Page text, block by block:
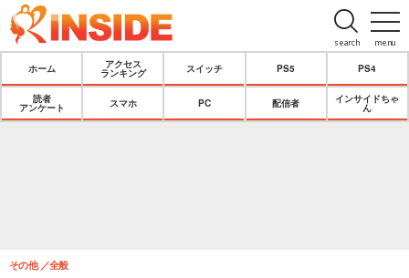
menu
search
ホーム
アクセス
ランキング
スイッチ PS5 PS4
読者
アンケート
スマホ PC 配信者
インサイドちゃ
ん
その他 全般